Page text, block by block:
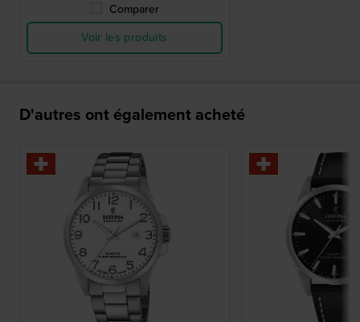
Comparer
Voir les produits
D'autres ont également acheté